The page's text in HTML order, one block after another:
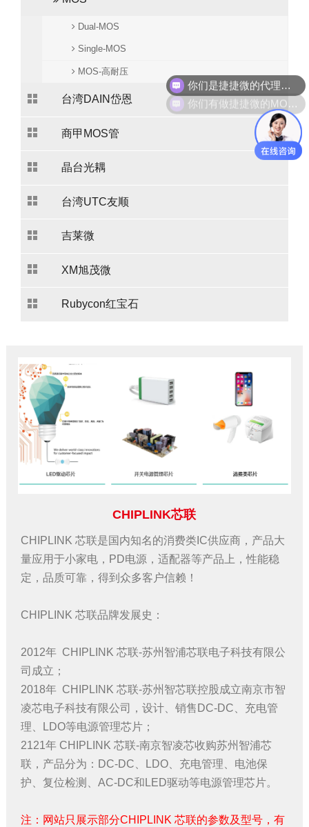
Dual-MOS
Single-MOS
MOS-高耐压
台湾DAIN岱恩
商甲MOS管
晶台光耦
台湾UTC友顺
吉莱微
XM旭茂微
Rubycon红宝石
CHIPLINK芯联
CHIPLINK 芯联是国内知名的消费类IC供应商，产品大
量应用于小家电，PD电源，适配器等产品上，性能稳
定，品质可靠，得到众多客户信赖！
CHIPLINK 芯联品牌发展史：
2012年 CHIPLINK 芯联-苏州智浦芯联电子科技有限公
司成立；
2018年 CHIPLINK 芯联-苏州智芯联控股成立南京市智
凌芯电子科技有限公司，设计、销售DC-DC、充电管
理、LDO等电源管理芯片；
2121年 CHIPLINK 芯联-南京智凌芯收购苏州智浦芯
联，产品分为：DC-DC、LDO、充电管理、电池保
护、复位检测、AC-DC和LED驱动等电源管理芯片。
注：网站只展示部分CHIPLINK 芯联的参数及型号，有
你们有做捷捷微的MOS管吗？